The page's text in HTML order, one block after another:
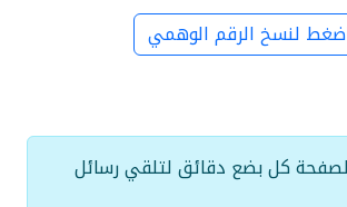
لنسخ الرقم الوهمي
كل بضع دقائق لتلقي رسائل